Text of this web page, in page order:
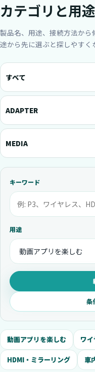
カテゴリと用
製品名、用途、接続方法か
途から先に選ぶと探しやすく
すべて
ADAPTER
MEDIA
キーワード
用途
条
動画アプリを楽しむ ワ
HDMI・ミラーリング 車